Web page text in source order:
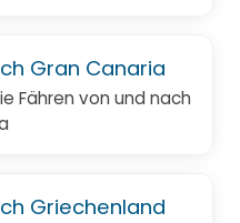
Gran Canaria
Fähren von und nach
Griechenland